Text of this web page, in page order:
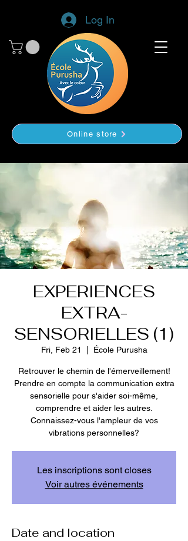
Log In
Online store
EXPERIENCES
EXTRA-
SENSORIELLES (1)
Fri, Feb 21 École Purusha
Retrouver le chemin de l'émerveillement!
Prendre en compte la communication extra
sensorielle pour s'aider soi-même,
comprendre et aider les autres.
Connaissez-vous l'ampleur de vos
vibrations personnelles?
Les inscriptions sont closes
Voir autres événements
Date and location